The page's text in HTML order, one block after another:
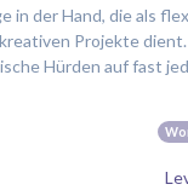
in der Hand, die als
Projekte
Hürden auf fast